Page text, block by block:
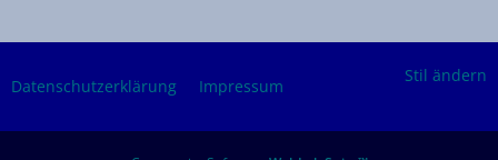
Stil ändern
Datenschutzerklärung Impressum